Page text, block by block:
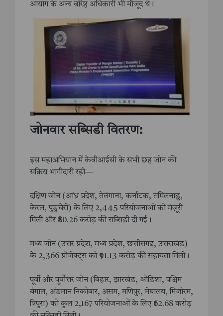
आयोग के अन्य वरिष्ठ अधिकारी भी मौजूद थे।
जोनवार सब्सिडी वितरण:
इस महाअभियान में केवीआईसी के सभी छह जोन की
सक्रिय भागीदारी रही—
दक्षिण जोन (आंध्र प्रदेश, तेलंगाना, कर्नाटक, तमिलनाडु,
केरल, पुडुचेरी) के लिए 2,445 परियोजनाओं को मंज़ूरी
मिली और ₹80.26 करोड़ की सब्सिडी दी गई।
मध्य जोन (उत्तर प्रदेश, मध्य प्रदेश, छत्तीसगढ़, उत्तराखंड)
के 2,366 प्रोजेक्ट्स को ₹91.13 करोड़ की सहायता मिली।
पूर्वी और पूर्वोत्तर जोन (बिहार, झारखंड, ओडिशा, पश्चिम
बंगाल, अंडमान निकोबार, असम, मणिपुर, मेघालय, मिजोरम,
त्रिपुरा) को कुल 2,167 परियोजनाओं के लिए ₹62.68 करोड़